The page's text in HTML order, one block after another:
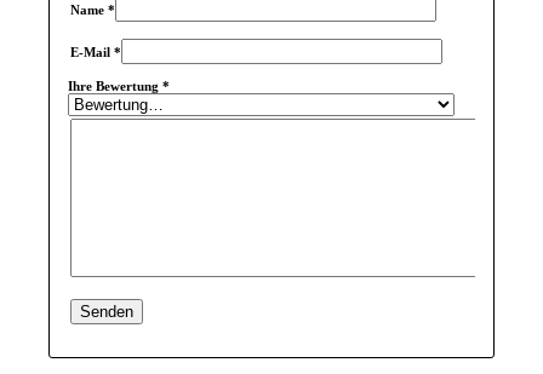
Name*
E-Mail*
Ihre Bewertung*